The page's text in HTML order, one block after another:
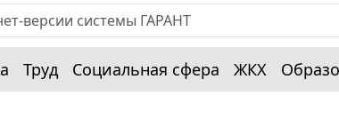
Труд Социальная сфера ЖКХ